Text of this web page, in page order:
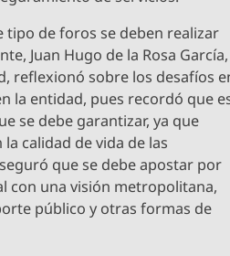
tipo de foros se deben realizar
Juan Hugo de la Rosa García,
reflexionó sobre los desafíos
la entidad, pues recordó que
se debe garantizar, ya que
calidad de vida de las
que se debe apostar por
con una visión metropolitana,
público y otras formas de